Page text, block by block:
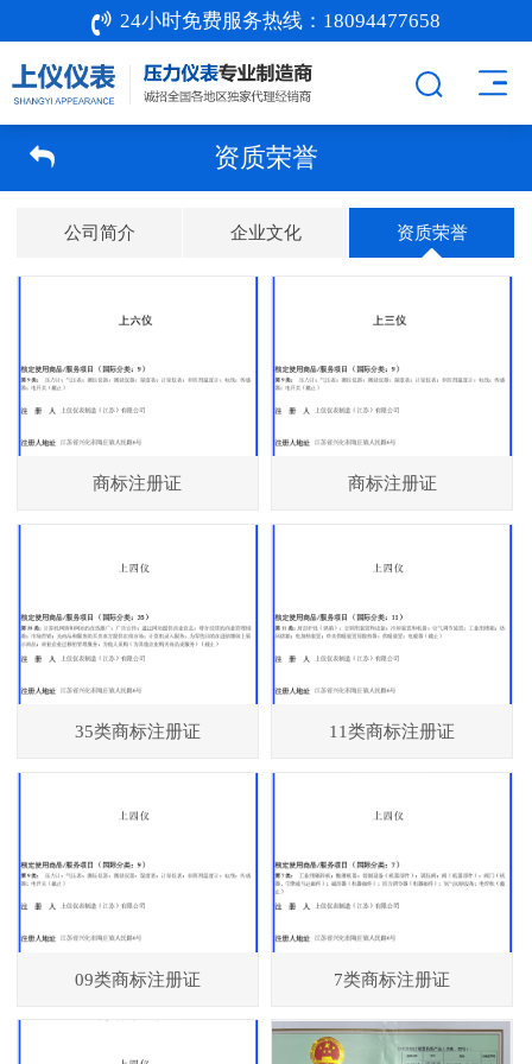
24小时免费服务热线： 18094477658
资质荣誉
公司简介 企业文化 资质荣誉
商标注册证 商标注册证
35类商标注册证 11类商标注册证
09类商标注册证 7类商标注册证